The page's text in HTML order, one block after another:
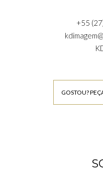
+55
GOSTOU?